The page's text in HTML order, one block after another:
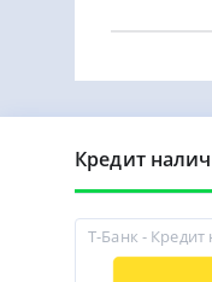
Кредит
Т-Банк -